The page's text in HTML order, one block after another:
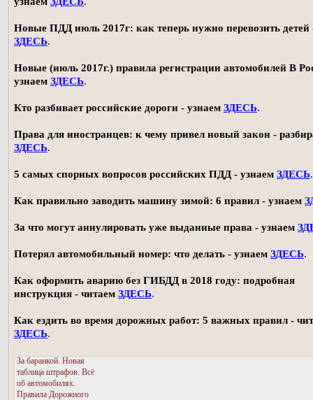
Новые ПДД июль 2017г: как теперь нужно перевозить детей
ЗДЕСЬ.
Новые (июль 2017г.) правила регистрации автомобилей В
узнаем ЗДЕСЬ.
Кто разбивает российские дороги - узнаем ЗДЕСЬ.
Права для иностранцев: к чему привел новый закон -
ЗДЕСЬ.
5 самых спорных вопросов российских ПДД - узнаем ЗДЕСЬ.
Как правильно заводить машину зимой: 6 правил - узнаем
За что могут аннулировать уже выданные права - узнаем
Потерял автомобильный номер: что делать - узнаем ЗДЕСЬ.
Как оформить аварию без ГИБДД в 2018 году: подробная
инструкция - читаем ЗДЕСЬ.
Как ездить во время дорожных работ: 5 важных правил -
ЗДЕСЬ.
За баранкой. Новая
таблица штрафов. Всё
об автомобилях.
Правила Дорожного